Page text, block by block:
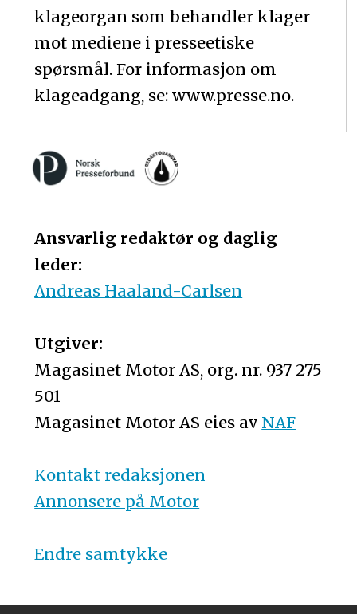
klageorgan som behandler klager
mot mediene i presseetiske
spørsmål. For informasjon om
klageadgang, se: www.presse.no.
Ansvarlig redaktør og daglig
leder:
Andreas Haaland-Carlsen
Utgiver:
Magasinet Motor AS, org. nr. 937 275
501
Magasinet Motor AS eies av NAF
Kontakt redaksjonen
Annonsere på Motor
Endre samtykke